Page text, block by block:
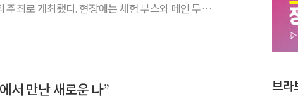
최로 개최됐다. 현장에는 체험 부스와 메인 무대,
서 만난 새로운 나” 브라